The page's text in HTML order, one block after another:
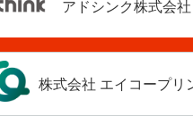
アドシンク株式会社
株式会社 エイコープリ